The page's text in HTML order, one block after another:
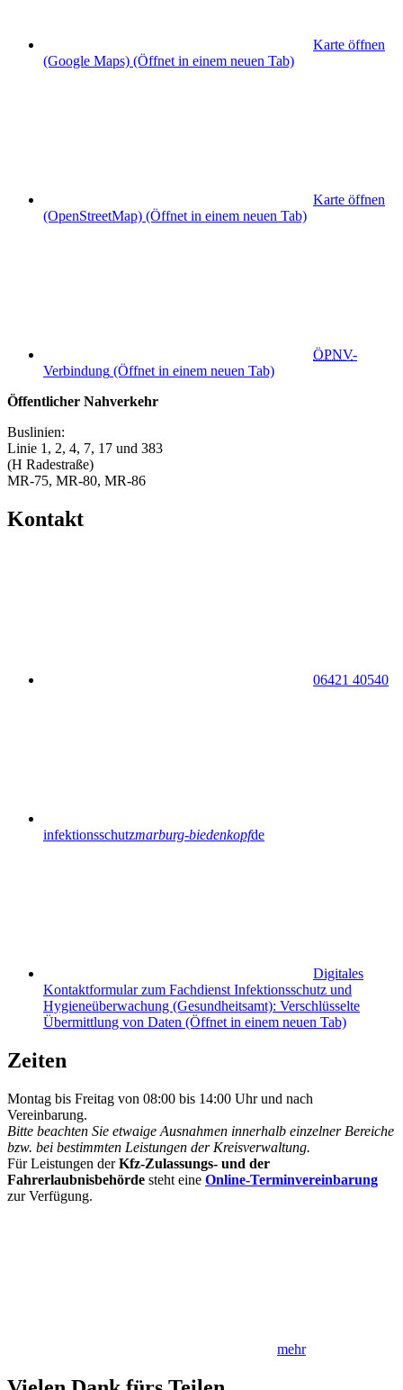
Karte öffnen
(Google Maps) (Öffnet in einem neuen Tab)
Karte öffnen
(OpenStreetMap) (Öffnet in einem neuen Tab)
ÖPNV-
Verbindung (Öffnet in einem neuen Tab)
Öffentlicher Nahverkehr
Buslinien:
Linie 1, 2, 4, 7, 17 und 383
(H Radestraße)
MR-75, MR-80, MR-86
Kontakt
06421 40540
infektionsschutzmarburg-biedenkopfde
Digitales
Kontaktformular zum Fachdienst Infektionsschutz und
Hygieneüberwachung (Gesundheitsamt): Verschlüsselte
Übermittlung von Daten (Öffnet in einem neuen Tab)
Zeiten
Montag bis Freitag von 08:00 bis 14:00 Uhr und nach
Vereinbarung.
Bitte beachten Sie etwaige Ausnahmen innerhalb einzelner Bereiche
bzw. bei bestimmten Leistungen der Kreisverwaltung.
Für Leistungen derKfz-Zulassungs- und der
Fahrerlaubnisbehörde steht eine Online-Terminvereinbarung
zur Verfügung.
mehr